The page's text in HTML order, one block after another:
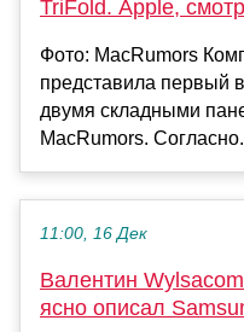
TriFold. Apple,
Фото: MacRumors
представила первый
двумя складными
MacRumors.
11:00, 16 Дек
Валентин
ясно описал